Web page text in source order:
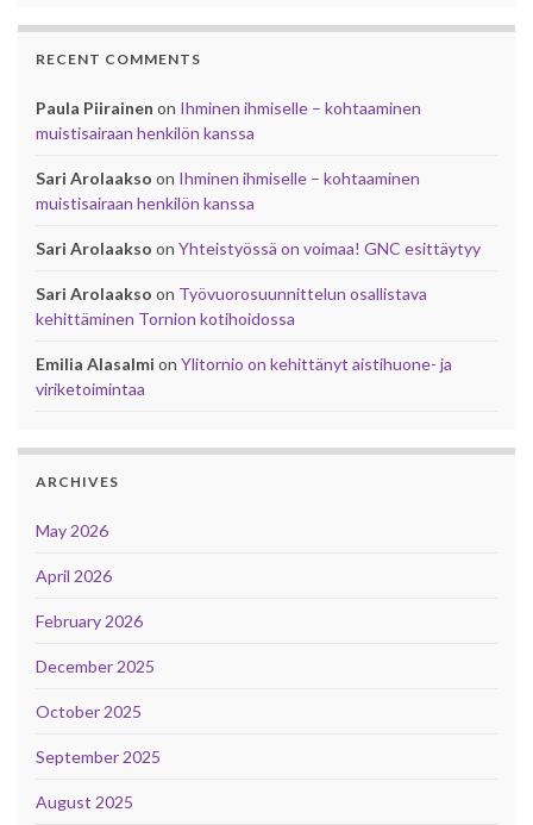
RECENT COMMENTS
Paula Piirainen on Ihminen ihmiselle – kohtaaminen
muistisairaan henkilön kanssa
Sari Arolaakso on Ihminen ihmiselle – kohtaaminen
muistisairaan henkilön kanssa
Sari Arolaakso on Yhteistyössä on voimaa! GNC esittäytyy
Sari Arolaakso on Työvuorosuunnittelun osallistava
kehittäminen Tornion kotihoidossa
Emilia Alasalmi on Ylitornio on kehittänyt aistihuone- ja
viriketoimintaa
ARCHIVES
May 2026
April 2026
February 2026
December 2025
October 2025
September 2025
August 2025